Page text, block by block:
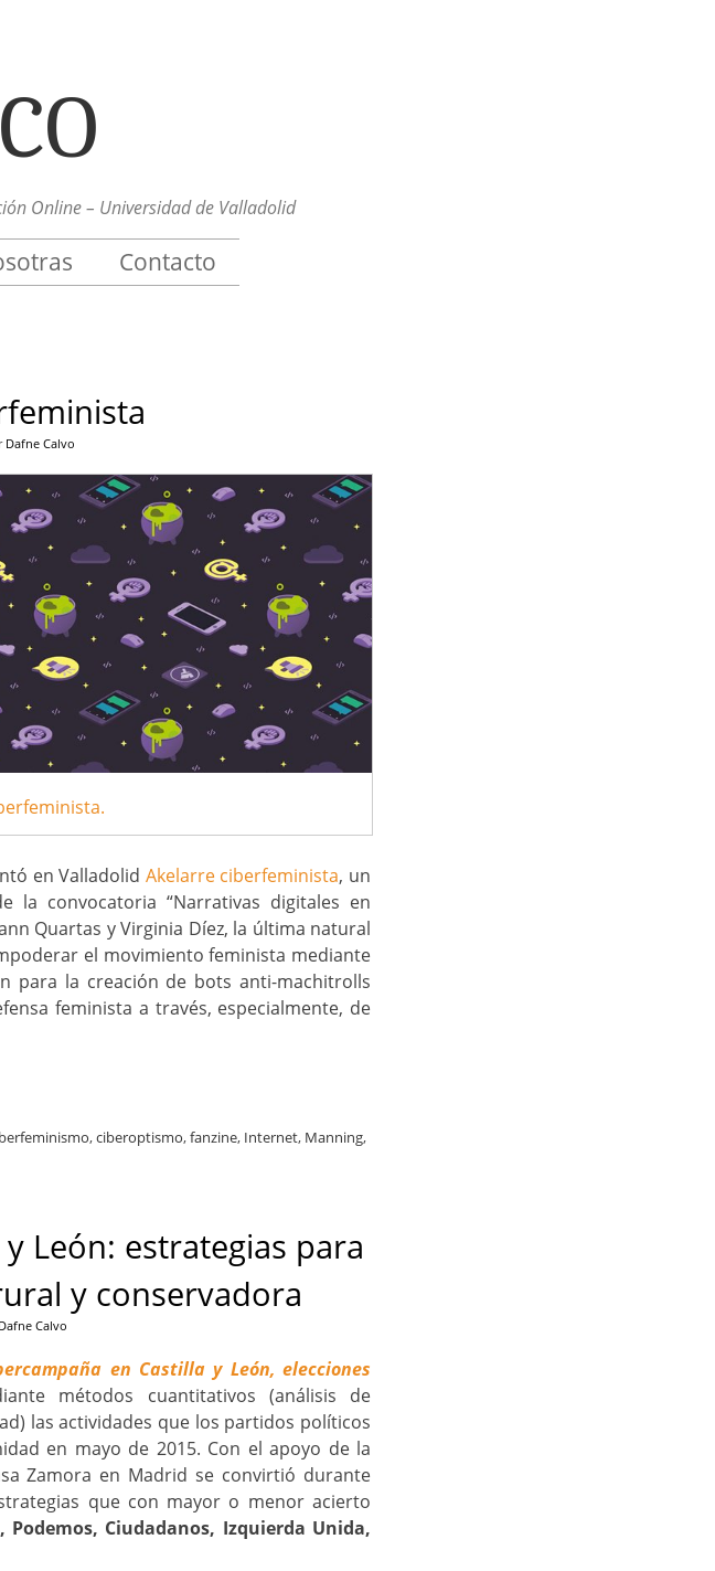
Online – Universidad de Valladolid
Contacto
Dafne Calvo
en Valladolid Akelarre ciberfeminista, un
la convocatoria “Narrativas digitales en
Quartas y Virginia Díez, la última natural
el movimiento feminista mediante
para la creación de bots anti-machitrolls
feminista a través, especialmente, de
,ciberoptismo,fanzine, Internet, Manning,
León: estrategias para
y conservadora
Dafne Calvo
en Castilla y León, elecciones
métodos cuantitativos (análisis de
las actividades que los partidos políticos
en mayo de 2015. Con el apoyo de la
Zamora en Madrid se convirtió durante
que con mayor o menor acierto
Ciudadanos, Izquierda Unida,